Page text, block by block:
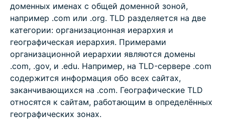
доменных именах с общей доменной зоной,
например .com или .org. TLD разделяется на две
категории: организационная иерархия и
географическая иерархия. Примерами
организационной иерархии являются домены
.com, .gov, и .edu. Например, на TLD-сервере .com
содержится информация обо всех сайтах,
заканчивающихся на .com. Географические TLD
относятся к сайтам, работающим в определённых
географических зонах.